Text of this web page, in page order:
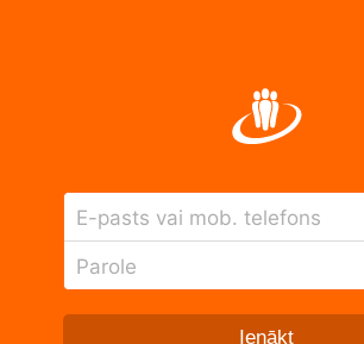
E-pasts vai mob. telefons
Parole
Ienākt